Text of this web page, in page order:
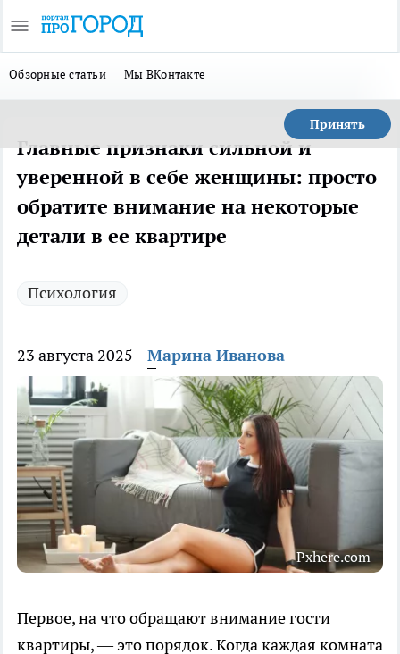
Обзорные статьи Мы ВКонтакте
Принять
Главные признаки сильной и
уверенной в себе женщины: просто
обратите внимание на некоторые
детали в ее квартире
Психология
23 августа 2025 Марина Иванова
Pxhere.com
Первое, на что обращают внимание гости
квартиры, — это порядок. Когда каждая комната